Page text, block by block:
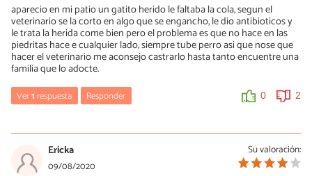
0
aparecio en mi patio un gatito herido le faltaba la cola, segun el
veterinario se la corto en algo que se engancho, le dio antibioticos y
le trata la herida come bien pero el problema es que no hace en las
piedritas hace e cualquier lado, siempre tube perro asi que nose que
hacer el veterinario me aconsejo castrarlo hasta tanto encuentre una
familia que lo adocte.
Ver1respuesta Responder 0 2
21/10/2020
Hola, en primer lugar, muchísimas gracias por recogerlo. Castrar
Su valoración:
Ericka
09/08/2020